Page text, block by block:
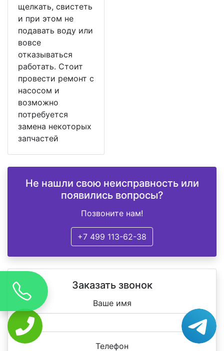
щелкать, свистеть
и при этом не
подавать воду или
вовсе
отказываться
работать. Стоит
провести ремонт с
насосом и
возможно
потребуется
замена некоторых
запчастей
Не нашли свою неисправность или
появились вопросы?
Позвоните нам!
+7 499 113-62-38
Заказать звонок
Ваше имя
Телефон